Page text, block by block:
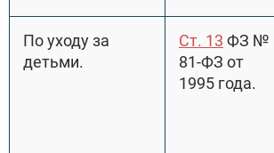
По уходу за
детьми.
Ст. 13 ФЗ №
81-ФЗ от
1995 года.